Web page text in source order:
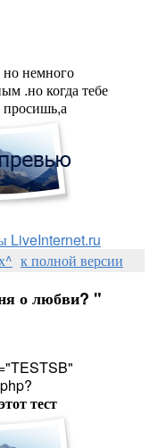
но немного
.но когда тебе
просишь,а
LiveInternet.ru
к полной версии
о любви? "
тест